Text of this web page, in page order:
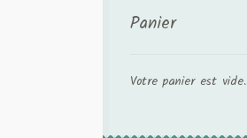
Panier
Votre panier est vide.